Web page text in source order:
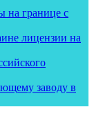
на границе с
лицензии на
заводу в